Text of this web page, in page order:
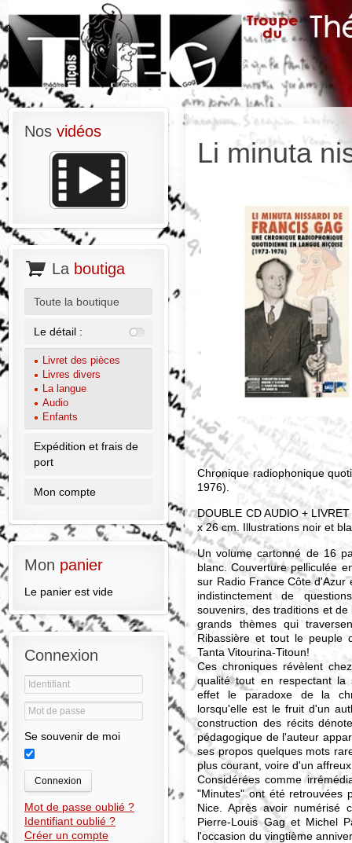
Li minuta
Chronique radiophonique
1976).
DOUBLE CD AUDIO +
x 26 cm. Illustrations noir et
Un volume cartonné de 16
blanc. Couverture pelliculée
sur Radio France Côte d'Azur
indistinctement de
souvenirs, des traditions et
grands thèmes qui
Ribassière et tout le peuple
Tanta Vitourina-Titoun!
Ces chroniques révèlent
qualité tout en respectant la
effet le paradoxe de la
lorsqu'elle est le fruit d'un
construction des récits
pédagogique de l'auteur
ses propos quelques mots
plus courant, voire d'un
Considérées comme
"Minutes" ont été retrouvées
Nice. Après avoir numérisé
Pierre-Louis Gag et Michel
l'occasion du vingtième
Nos vidéos
La boutiga
Toute la boutique
Le détail :
Livret des pièces
Livres divers
La langue
Audio
Enfants
Expédition et frais de
port
Mon compte
Mon panier
Le panier est vide
Connexion
Se souvenir de moi
Connexion
Mot de passe oublié ?
Identifiant oublié ?
Créer un compte